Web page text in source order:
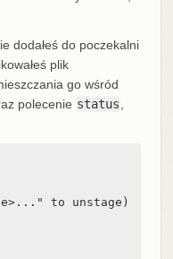
dodałeś do poczekalni
plik
go wśród
polecenie status
to unstage)